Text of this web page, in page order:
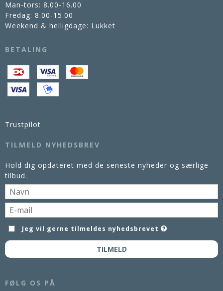
Man-tors: 8.00-16.00
Fredag: 8.00-15.00
Weekend & helligdage: Lukket
BETALING
Trustpilot
TILMELD NYHEDSBREV
Hold dig opdateret med de seneste nyheder og særlige
tilbud.
Jeg vil gerne tilmeldes nyhedsbrevet
TILMELD
FØLG OS PÅ